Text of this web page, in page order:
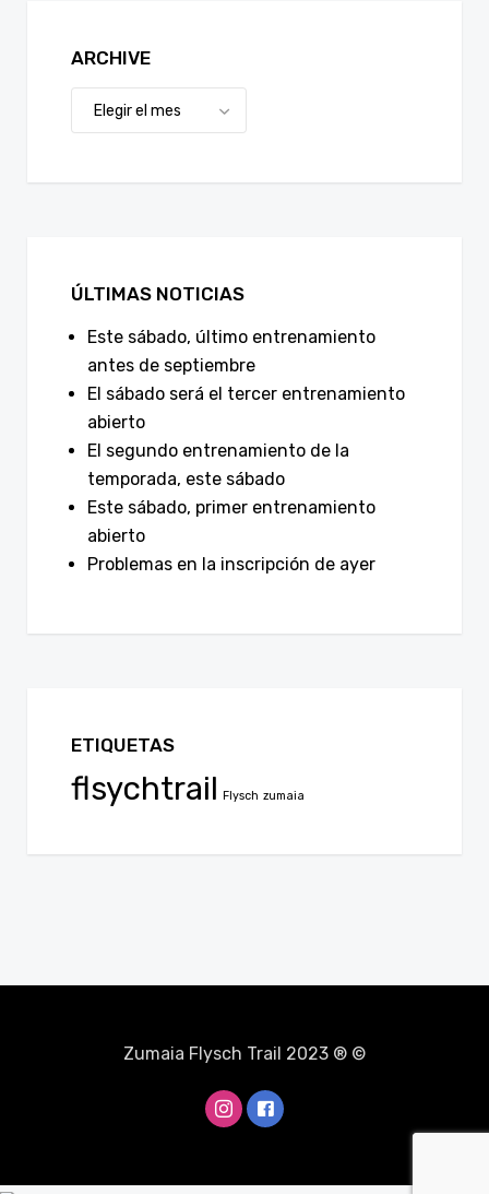
ARCHIVE
ÚLTIMAS NOTICIAS
Este sábado, último entrenamiento
antes de septiembre
El sábado será el tercer entrenamiento
abierto
El segundo entrenamiento de la
temporada, este sábado
Este sábado, primer entrenamiento
abierto
Problemas en la inscripción de ayer
ETIQUETAS
flsychtrail Flysch zumaia
Zumaia Flysch Trail 2023 ® ©